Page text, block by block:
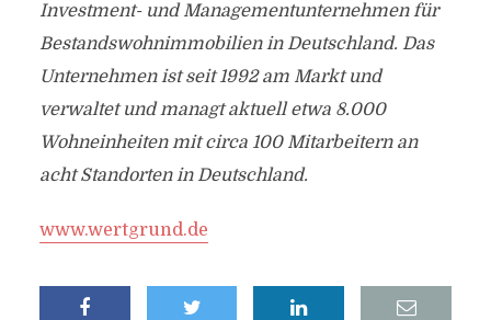
Investment- und Managementunternehmen für
Bestandswohnimmobilien in Deutschland. Das
Unternehmen ist seit 1992 am Markt und
verwaltet und managt aktuell etwa 8.000
Wohneinheiten mit circa 100 Mitarbeitern an
acht Standorten in Deutschland.
www.wertgrund.de